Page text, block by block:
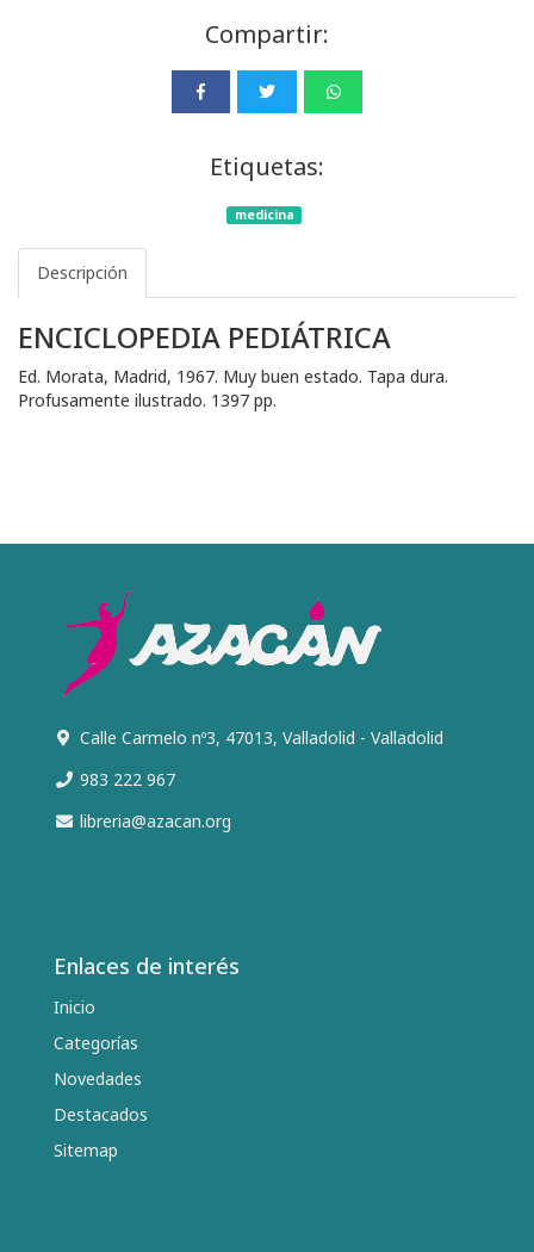
Compartir:
Etiquetas:
medicina
Descripción
ENCICLOPEDIA PEDIÁTRICA
Ed. Morata, Madrid, 1967. Muy buen estado. Tapa dura.
Profusamente ilustrado. 1397 pp.
Calle Carmelo nº3, 47013, Valladolid - Valladolid
983 222 967
libreria@azacan.org
Enlaces de interés
Inicio
Categorías
Novedades
Destacados
Sitemap